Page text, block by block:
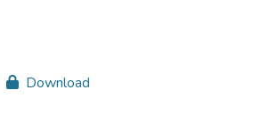
Download